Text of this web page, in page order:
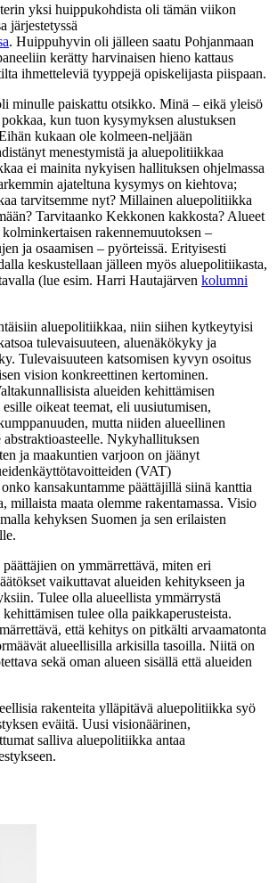
yksi huippukohdista oli tämän viikon
järjestetyssä
. Huippuhyvin oli jälleen saatu Pohjanmaan
kerätty harvinaisen hieno kattaus
ihmetteleviä tyyppejä opiskelijasta piispaan.
minulle paiskattu otsikko. Minä – eikä yleisö
kun tuon kysymyksen alustuksen
kukaan ole kolmeen-neljään
menestymistä ja aluepolitiikkaa
ei mainita nykyisen hallituksen ohjelmassa
ajateltuna kysymys on kiehtova;
tarvitsemme nyt? Millainen aluepolitiikka
Tarvitaanko Kekkonen kakkosta? Alueet
rakennemuutoksen –
ja osaamisen – pyörteissä. Erityisesti
keskustellaan jälleen myös aluepolitiikasta,
(lue esim. Harri Hautajärven kolumni
aluepolitiikkaa, niin siihen kytkeytyisi
tulevaisuuteen, aluenäkökyky ja
Tulevaisuuteen katsomisen kyvyn osoitus
vision konkreettinen kertominen.
alueiden kehittämisen
esille oikeat teemat, eli uusiutumisen,
mutta niiden alueellinen
Nykyhallituksen
ja maakuntien varjoon on jäänyt
(VAT)
kansakuntamme päättäjillä siinä kanttia
millaista maata olemme rakentamassa. Visio
kehyksen Suomen ja sen erilaisten
on ymmärrettävä, miten eri
vaikuttavat alueiden kehitykseen ja
Tulee olla alueellista ymmärrystä
tulee olla paikkaperusteista.
että kehitys on pitkälti arvaamatonta
alueellisilla arkisilla tasoilla. Niitä on
sekä oman alueen sisällä että alueiden
rakenteita ylläpitävä aluepolitiikka syö
eväitä. Uusi visionäärinen,
salliva aluepolitiikka antaa